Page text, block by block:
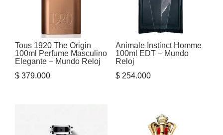
Tous 1920 The Origin
100ml Perfume Masculino
Elegante – Mundo Reloj
$ 379.000
Animale Instinct Homme
100ml EDT – Mundo
Reloj
$254.000